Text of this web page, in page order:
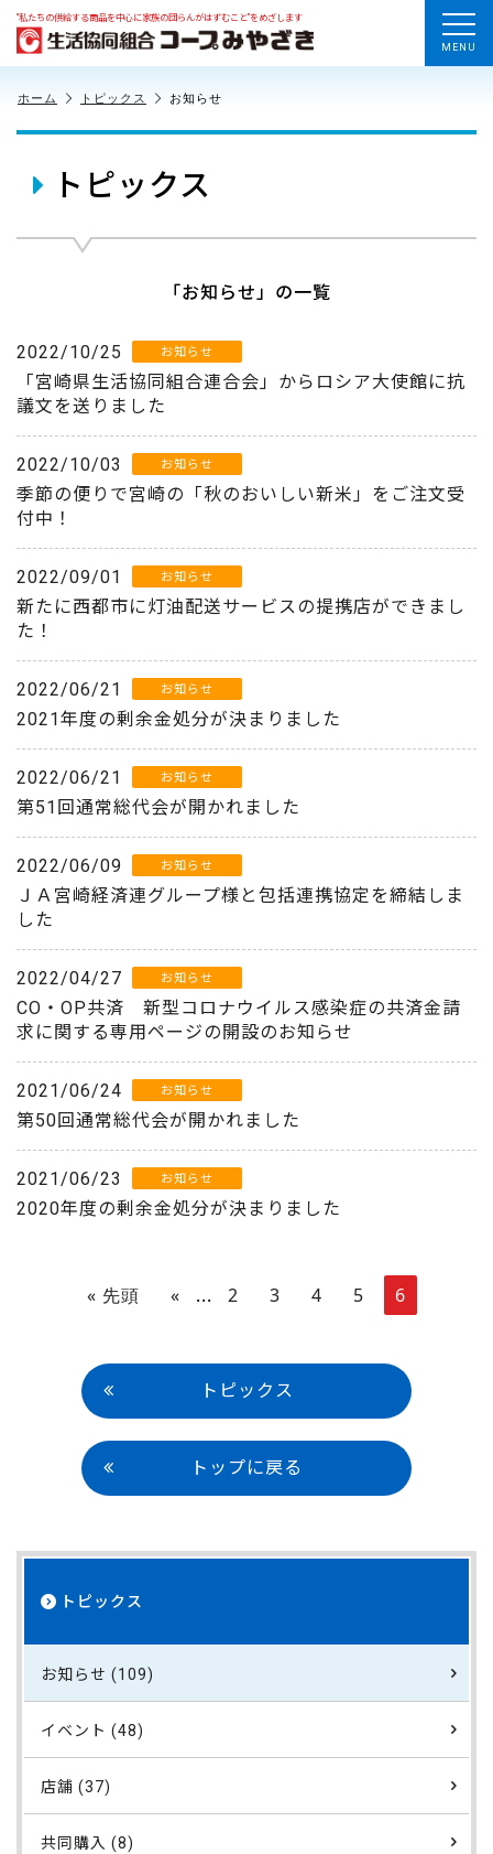
“私たちの供給する商品を中心に家族の団らんがはずむこと”をめざします
MENU
ホーム トピックス お知らせ
トピックス
「お知らせ」の一覧
2022/10/25 お知らせ
「宮崎県生活協同組合連合会」からロシア大使館に抗
議文を送りました
2022/10/03 お知らせ
季節の便りで宮崎の「秋のおいしい新米」をご注文受
付中！
2022/09/01 お知らせ
新たに西都市に灯油配送サービスの提携店ができまし
た！
2022/06/21 お知らせ
2021年度の剰余金処分が決まりました
2022/06/21 お知らせ
第51回通常総代会が開かれました
2022/06/09 お知らせ
ＪＡ宮崎経済連グループ様と包括連携協定を締結しま
した
2022/04/27 お知らせ
CO・OP共済 新型コロナウイルス感染症の共済金請
求に関する専用ページの開設のお知らせ
2021/06/24 お知らせ
第50回通常総代会が開かれました
2021/06/23 お知らせ
2020年度の剰余金処分が決まりました
« 先頭 « ... 2 3 4 5 6
トピックス
トップに戻る
トピックス
お知らせ (109)
イベント (48)
店舗 (37)
共同購入 (8)